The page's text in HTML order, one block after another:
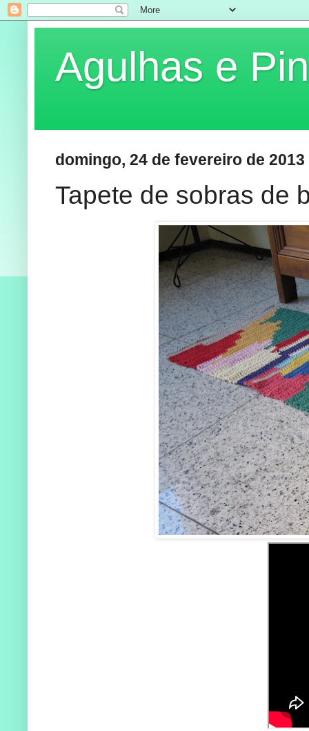
Agulhas e
domingo, 24 de fevereiro de 2013
Tapete de sobras de